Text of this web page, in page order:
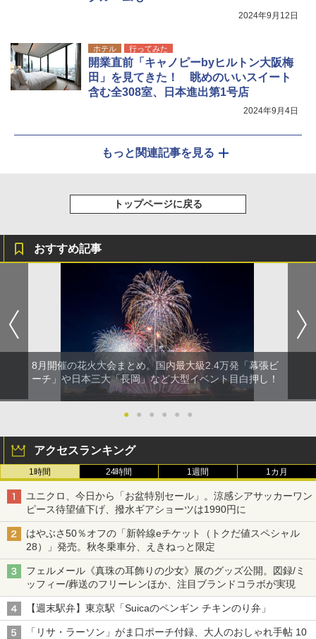
2024年9月12日
ホテル 行ってみた
開業直前「キャノピーbyヒルトン大阪梅
田」を見てきた！ 眺めのいいスイート
含む全308室、日本進出第1号店
2024年9月4日
もっと関連記事を見る
トップページに戻る
おすすめ記事
8月開催の花火大会まとめ。国内最大級2.4万発「幕張ビ
ーチ」や日本三大「長岡」など大型イベント目白押し！
● ● ● ● ● ●
アクセスランキング
1時間 24時間 1週間 1カ月
ユニクロ、今日から「お盆特別セール」。涼感シアサッカーワン
ピース待望値下げ、撥水ギアショーツは1990円に
はやぶさ50％オフの「新幹線eチケット（トクだ値スペシャル
28）」発売。秋冬乗車分、えきねっと限定
フェルメール《真珠の耳飾りの少女》展のグッズ公開。図録/ミ
ッフィー/葬送のフリーレンほか、注目ブランドコラボが実現
【週末駅弁】東京駅「Suicaのペンギン チキンのり弁」
「リサ・ラーソン」がま口ポーチ付録、大人のおしゃれ手帖 10